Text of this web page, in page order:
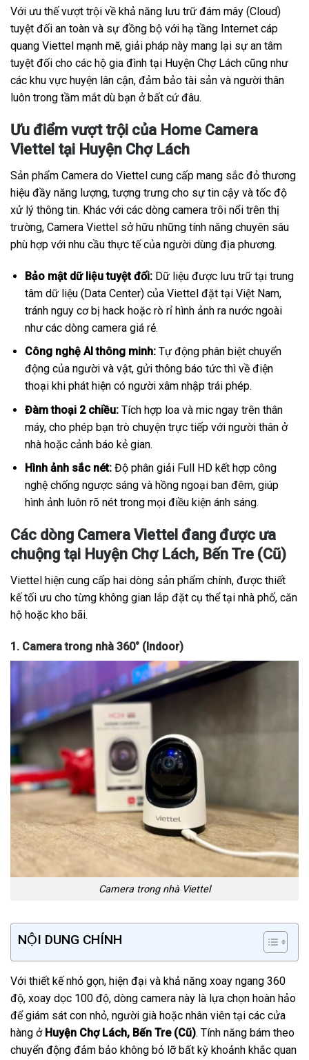
Với ưu thế vượt trội về khả năng lưu trữ đám mây (Cloud)
tuyệt đối an toàn và sự đồng bộ với hạ tầng Internet cáp
quang Viettel mạnh mẽ, giải pháp này mang lại sự an tâm
tuyệt đối cho các hộ gia đình tại Huyện Chợ Lách cũng như
các khu vực huyện lân cận, đảm bảo tài sản và người thân
luôn trong tầm mắt dù bạn ở bất cứ đâu.
Ưu điểm vượt trội của Home Camera
Viettel tại Huyện Chợ Lách
Sản phẩm Camera do Viettel cung cấp mang sắc đỏ thương
hiệu đầy năng lượng, tượng trưng cho sự tin cậy và tốc độ
xử lý thông tin. Khác với các dòng camera trôi nổi trên thị
trường, Camera Viettel sở hữu những tính năng chuyên sâu
phù hợp với nhu cầu thực tế của người dùng địa phương.
Bảo mật dữ liệu tuyệt đối:Dữ liệu được lưu trữ tại trung
tâm dữ liệu (Data Center) của Viettel đặt tại Việt Nam,
tránh nguy cơ bị hack hoặc rò rỉ hình ảnh ra nước ngoài
như các dòng camera giá rẻ.
Công nghệ AI thông minh:Tự động phân biệt chuyển
động của người và vật, gửi thông báo tức thì về điện
thoại khi phát hiện có người xâm nhập trái phép.
Đàm thoại 2 chiều:Tích hợp loa và mic ngay trên thân
máy, cho phép bạn trò chuyện trực tiếp với người thân ở
nhà hoặc cảnh báo kẻ gian.
Hình ảnh sắc nét:Độ phân giải Full HD kết hợp công
nghệ chống ngược sáng và hồng ngoại ban đêm, giúp
hình ảnh luôn rõ nét trong mọi điều kiện ánh sáng.
Các dòng Camera Viettel đang được ưa
chuộng tại Huyện Chợ Lách, Bến Tre (Cũ)
Viettel hiện cung cấp hai dòng sản phẩm chính, được thiết
kế tối ưu cho từng không gian lắp đặt cụ thể tại nhà phố, căn
hộ hoặc kho bãi.
1. Camera trong nhà 360° (Indoor)
Camera trong nhà Viettel
NỘI DUNG CHÍNH
Với thiết kế nhỏ gọn, hiện đại và khả năng xoay ngang 360
độ, xoay dọc 100 độ, dòng camera này là lựa chọn hoàn hảo
để giám sát con nhỏ, người già hoặc nhân viên tại các cửa
hàng ở Huyện Chợ Lách, Bến Tre (Cũ). Tính năng bám theo
chuyển động đảm bảo không bỏ lỡ bất kỳ khoảnh khắc quan